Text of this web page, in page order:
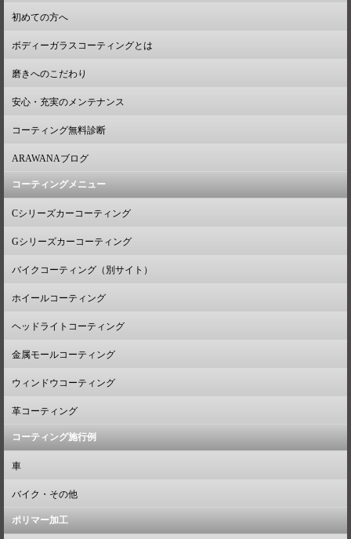
初めての方へ
ボディーガラスコーティングとは
磨きへのこだわり
安心・充実のメンテナンス
コーティング無料診断
ARAWANAブログ
コーティングメニュー
Cシリーズカーコーティング
Gシリーズカーコーティング
バイクコーティング（別サイト）
ホイールコーティング
ヘッドライトコーティング
金属モールコーティング
ウィンドウコーティング
革コーティング
コーティング施行例
車
バイク・その他
ポリマー加工